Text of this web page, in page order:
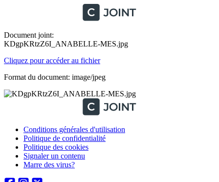
Document joint:
KDgpKRtzZ6I_ANABELLE-MES.jpg
Cliquez pour accéder au fichier
Format du document: image/jpeg
Conditions générales d'utilisation
Politique de confidentialité
Politique des cookies
Signaler un contenu
Marre des virus?